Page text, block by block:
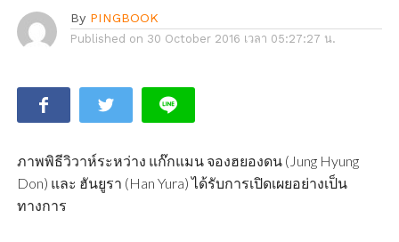
By PINGBOOK
Published on 30 October 2016 เวลา 05:27:27 น.
ภาพพิธีวิวาห์ระหว่าง แก๊กแมน จองฮยองดน (Jung Hyung
Don) และ ฮันยูรา (Han Yura) ได้รับการเปิดเผยอย่างเป็น
ทางการ